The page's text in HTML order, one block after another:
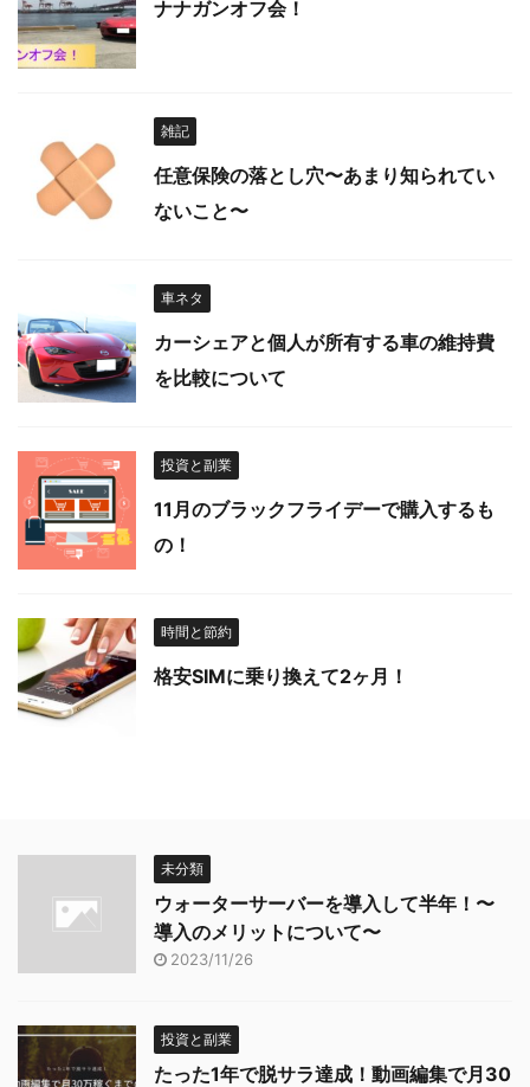
ナナガンオフ会！
雑記
任意保険の落とし穴〜あまり知られてい
ないこと〜
車ネタ
カーシェアと個人が所有する車の維持費
を比較について
投資と副業
11月のブラックフライデーで購入するも
の！
時間と節約
格安SIMに乗り換えて2ヶ月！
未分類
ウォーターサーバーを導入して半年！〜
導入のメリットについて〜
2023/11/26
投資と副業
たった1年で脱サラ達成！動画編集で月30